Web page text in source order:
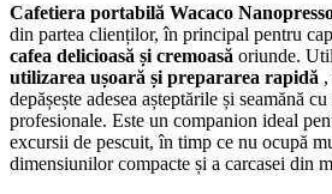
Cafetiera portabilă Wacaco
din partea clienților, în principal pentru
cafea delicioasă și cremoasă oriunde.
utilizarea ușoară și prepararea rapidă
depășește adesea așteptările și seamănă
profesionale. Este un companion ideal
excursii de pescuit, în timp ce nu ocupă
dimensiunilor compacte și a carcasei din